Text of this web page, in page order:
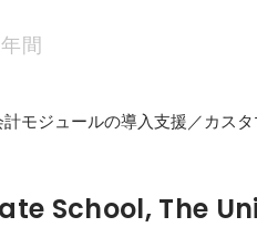
間
モジュールの導入支援／カス
School, The